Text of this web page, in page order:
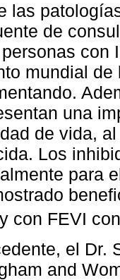
las
de
con
mundial
una
de vida,
Los
para
con FEVI
el Dr.
and